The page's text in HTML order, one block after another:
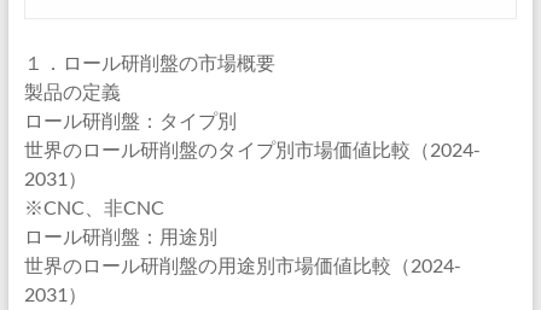
１．ロール研削盤の市場概要
製品の定義
ロール研削盤：タイプ別
世界のロール研削盤のタイプ別市場価値比較（2024-
2031）
※CNC、非CNC
ロール研削盤：用途別
世界のロール研削盤の用途別市場価値比較（2024-
2031）